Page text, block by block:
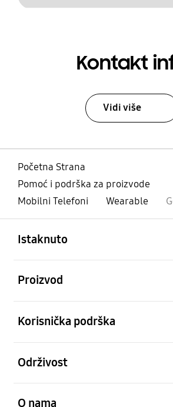
Kontakt
Vidi više
Početna Strana
Pomoć i podrška za proizvode
Mobilni Telefoni
Wearable
Istaknuto
Proizvod
Korisnička podrška
Održivost
O nama